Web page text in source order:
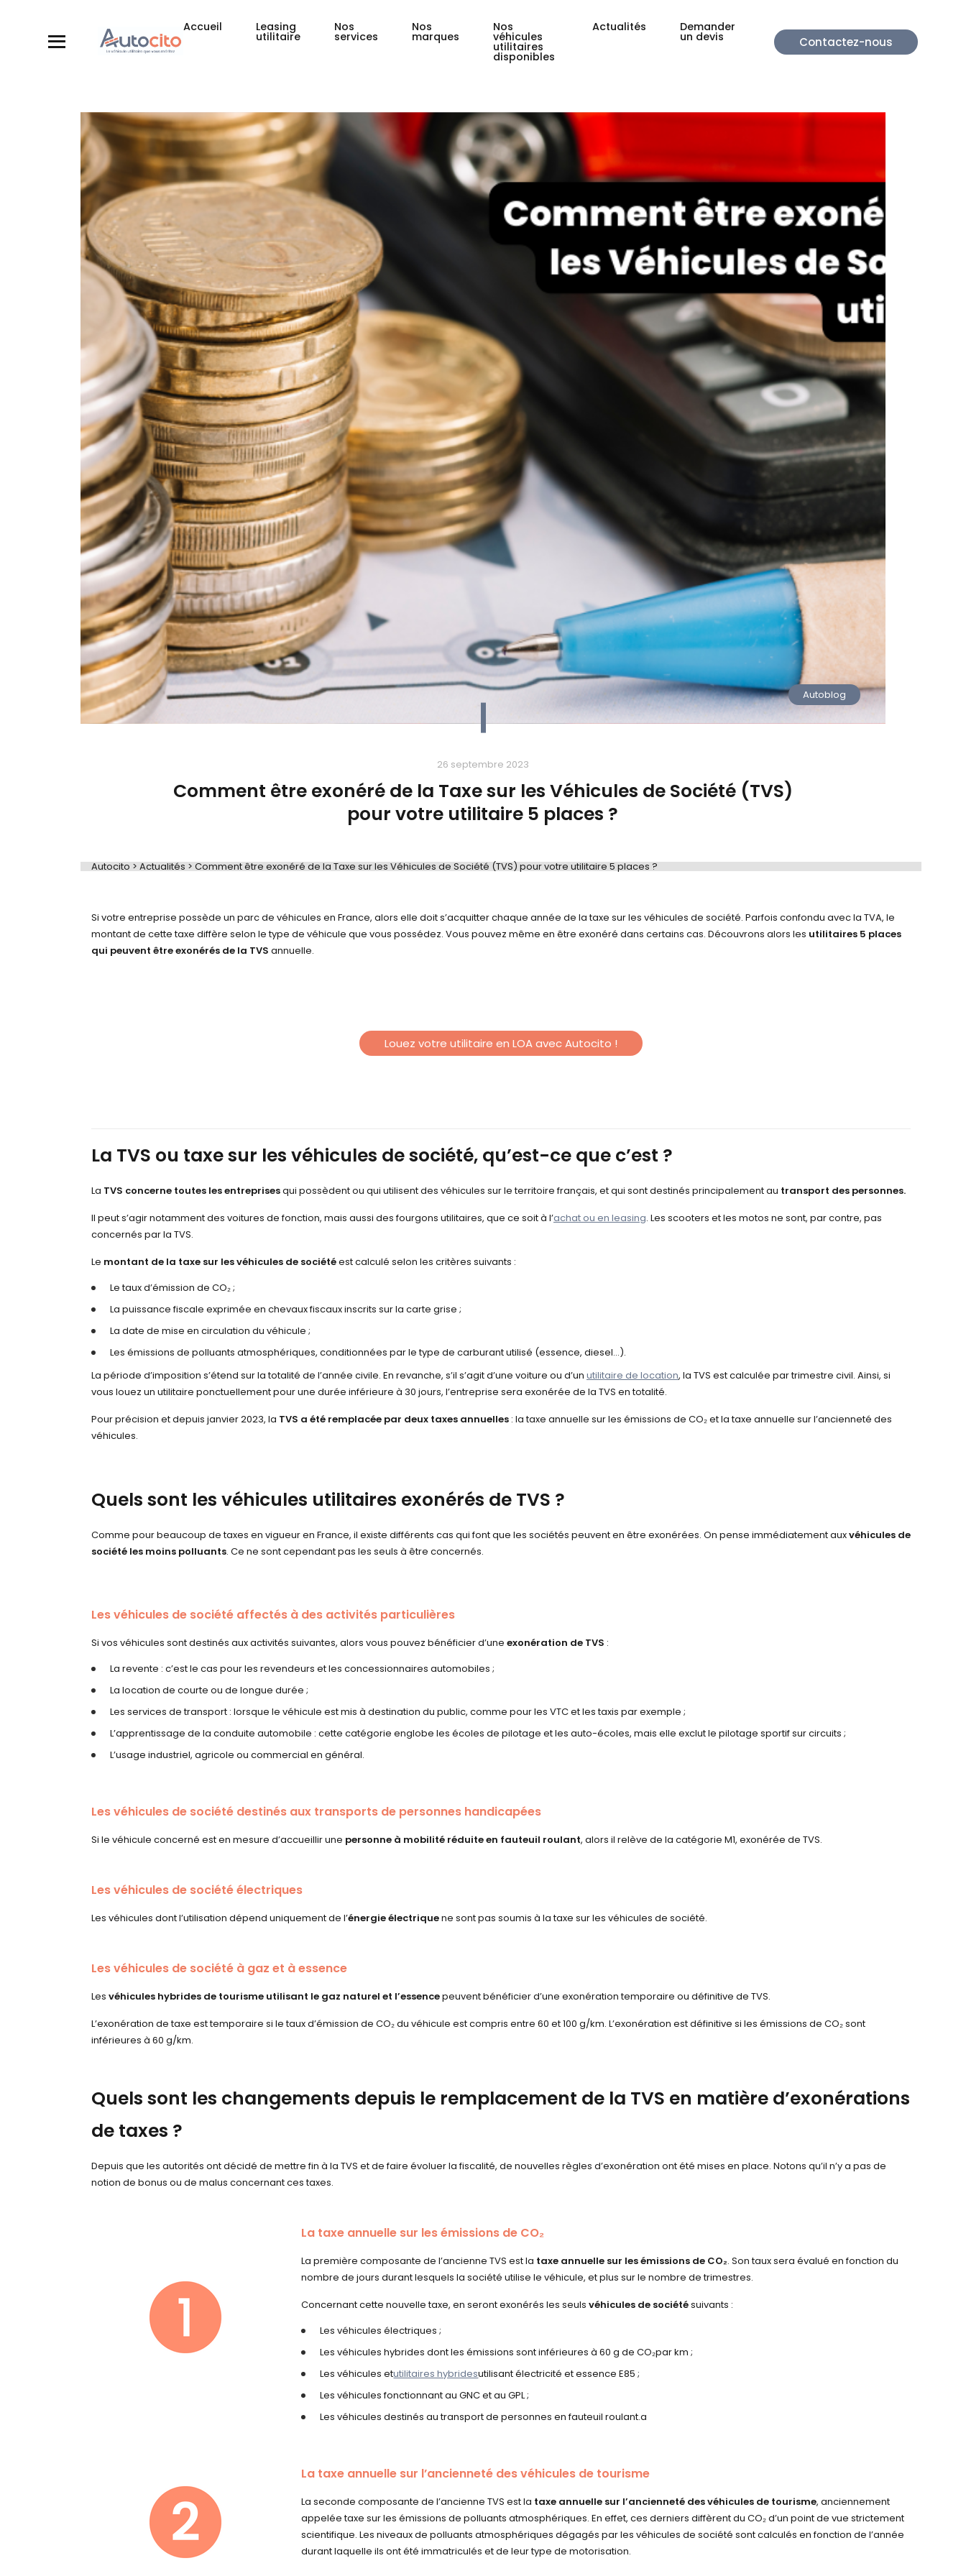
Accueil Leasing
utilitaire
Nos
services
Nos
marques
Nos
véhicules
utilitaires
disponibles
Actualités Demander
un devis Contactez-nous
Autoblog
26 septembre 2023
Comment être exonéré de la Taxe sur les Véhicules de Société (TVS)
pour votre utilitaire 5 places ?
Autocito > Actualités > Comment être exonéré de la Taxe sur les Véhicules de Société (TVS) pour votre utilitaire 5 places ?
Si votre entreprise possède un parc de véhicules en France, alors elle doit s’acquitter chaque année de la taxe sur les véhicules de société. Parfois confondu avec la TVA, le
montant de cette taxe diffère selon le type de véhicule que vous possédez. Vous pouvez même en être exonéré dans certains cas. Découvrons alors les utilitaires 5 places
qui peuvent être exonérés de la TVS annuelle.
Louez votre utilitaire en LOA avec Autocito !
La TVS ou taxe sur les véhicules de société, qu’est-ce que c’est ?
La TVS concerne toutes les entreprisesqui possèdent ou qui utilisent des véhicules sur le territoire français, et qui sont destinés principalement au transport des personnes.
Il peut s’agir notamment des voitures de fonction, mais aussi des fourgons utilitaires, que ce soit à l’achat ou en leasing. Les scooters et les motos ne sont, par contre, pas
concernés par la TVS.
Le montant de la taxe sur les véhicules de sociétéest calculé selon les critères suivants :
Le taux d’émission de CO₂;
La puissance fiscale exprimée en chevaux fiscaux inscrits sur la carte grise ;
La date de mise en circulation du véhicule ;
Les émissions de polluants atmosphériques, conditionnées par le type de carburant utilisé (essence, diesel…).
La période d’imposition s’étend sur la totalité de l’année civile. En revanche, s’il s’agit d’une voiture ou d’un utilitaire de location, la TVS est calculée par trimestre civil. Ainsi, si
vous louez un utilitaire ponctuellement pour une durée inférieure à 30 jours, l’entreprise sera exonérée de la TVS en totalité.
Pour précision et depuis janvier 2023, la TVS a été remplacée par deux taxes annuelles: la taxe annuelle sur les émissions de CO₂et la taxe annuelle sur l’ancienneté des
véhicules.
Quels sont les véhicules utilitaires exonérés de TVS ?
Comme pour beaucoup de taxes en vigueur en France, il existe différents cas qui font que les sociétés peuvent en être exonérées. On pense immédiatement auxvéhicules de
société les moins polluants. Ce ne sont cependant pas les seuls à être concernés.
Les véhicules de société affectés à des activités particulières
Si vos véhicules sont destinés aux activités suivantes, alors vous pouvez bénéficier d’une exonération de TVS :
La revente : c’est le cas pour les revendeurs et les concessionnaires automobiles ;
La location de courte ou de longue durée ;
Les services de transport : lorsque le véhicule est mis à destination du public, comme pour les VTC et les taxis par exemple ;
L’apprentissage de la conduite automobile : cette catégorie englobe les écoles de pilotage et les auto-écoles, mais elle exclut le pilotage sportif sur circuits ;
L’usage industriel, agricole ou commercial en général.
Les véhicules de société destinés aux transports de personnes handicapées
Si le véhicule concerné est en mesure d’accueillir une personne à mobilité réduite en fauteuil roulant, alors il relève de la catégorie M1, exonérée de TVS.
Les véhicules de société électriques
Les véhicules dont l’utilisation dépend uniquement de l’énergie électriquene sont pas soumis à la taxe sur les véhicules de société.
Les véhicules de société à gaz et à essence
Les véhicules hybrides de tourisme utilisant le gaz naturel et l’essencepeuvent bénéficier d’une exonération temporaire ou définitive de TVS.
L’exonération de taxe est temporaire si le taux d’émission de CO₂du véhicule est compris entre 60 et 100 g/km. L’exonération est définitive si les émissions de CO₂sont
inférieures à 60 g/km.
Quels sont les changements depuis le remplacement de la TVS en matière d’exonérations
de taxes ?
Depuis que les autorités ont décidé de mettre fin à la TVS et de faire évoluer la fiscalité, de nouvelles règles d’exonération ont été mises en place. Notons qu’il n’y a pas de
notion de bonus ou de malus concernant ces taxes.
La taxe annuelle sur les émissions de CO₂
La première composante de l’ancienne TVS est la taxe annuelle sur les émissions de CO₂. Son taux sera évalué en fonction du
nombre de jours durant lesquels la société utilise le véhicule, et plus sur le nombre de trimestres.
Concernant cette nouvelle taxe, en seront exonérés les seulsvéhicules de sociétésuivants :
Les véhicules électriques ;
Les véhicules hybrides dont les émissions sont inférieures à 60 g de CO₂par km ;
Les véhicules etutilitaires hybridesutilisant électricité et essence E85 ;
Les véhicules fonctionnant au GNC et au GPL ;
Les véhicules destinés au transport de personnes en fauteuil roulant.a
La taxe annuelle sur l’ancienneté des véhicules de tourisme
La seconde composante de l’ancienne TVS est la taxe annuelle sur l’ancienneté des véhicules de tourisme, anciennement
appelée taxe sur les émissions de polluants atmosphériques. En effet, ces derniers diffèrent du CO₂d’un point de vue strictement
scientifique. Les niveaux de polluants atmosphériques dégagés par les véhicules de société sont calculés en fonction de l’année
durant laquelle ils ont été immatriculés et de leur type de motorisation.